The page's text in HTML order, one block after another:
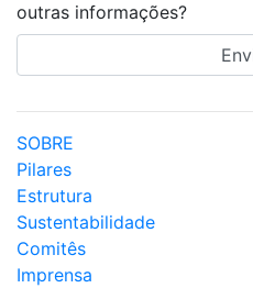
outras informações?
SOBRE
Pilares
Estrutura
Sustentabilidade
Comitês
Imprensa